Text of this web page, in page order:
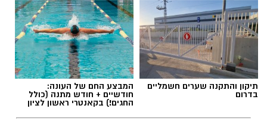
תיקון והתקנה שערים חשמליים
בדרום
המבצע החם של העונה:
חודשיים + חודש מתנה (כולל
החגים!) בקאנטרי ראשון לציון